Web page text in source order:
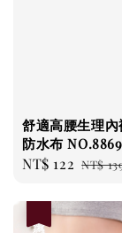
舒適高腰生理
防水布 NO.8869
Sale
NT$ 122 NT$